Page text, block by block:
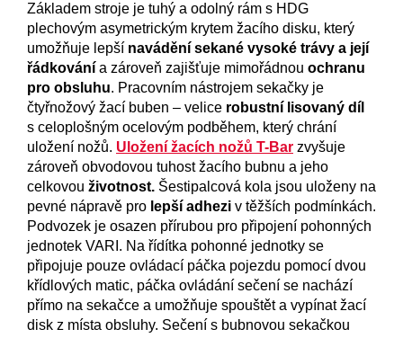
Základem stroje je tuhý a odolný rám s HDG
plechovým asymetrickým krytem žacího disku, který
umožňuje lepší navádění sekané vysoké trávy a její
řádkování a zároveň zajišťuje mimořádnou ochranu
pro obsluhu. Pracovním nástrojem sekačky je
čtyřnožový žací buben – velice robustní lisovaný díl
s celoplošným ocelovým podběhem, který chrání
uložení nožů. Uložení žacích nožů T-Bar zvyšuje
zároveň obvodovou tuhost žacího bubnu a jeho
celkovou životnost. Šestipalcová kola jsou uloženy na
pevné nápravě pro lepší adhezi v těžších podmínkách.
Podvozek je osazen přírubou pro připojení pohonných
jednotek VARI. Na řídítka pohonné jednotky se
připojuje pouze ovládací páčka pojezdu pomocí dvou
křídlových matic, páčka ovládání sečení se nachází
přímo na sekačce a umožňuje spouštět a vypínat žací
disk z místa obsluhy. Sečení s bubnovou sekačkou